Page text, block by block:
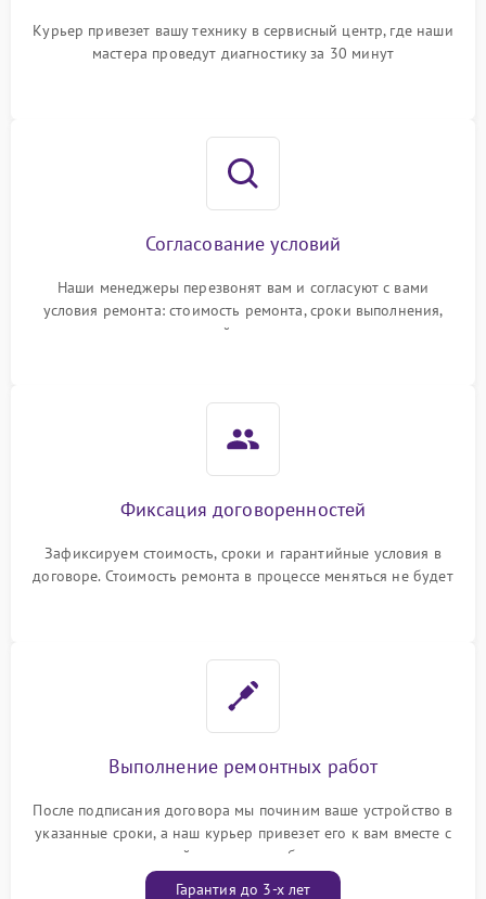
Курьер привезет вашу технику в сервисный центр, где наши
мастера проведут диагностику за 30 минут
Согласование условий
Наши менеджеры перезвонят вам и согласуют с вами
условия ремонта: стоимость ремонта, сроки выполнения,
гарантийные условия
Фиксация договоренностей
Зафиксируем стоимость, сроки и гарантийные условия в
договоре. Стоимость ремонта в процессе меняться не будет
Выполнение ремонтных работ
После подписания договора мы починим ваше устройство в
указанные сроки, а наш курьер привезет его к вам вместе с
гарантийным талоном бесплатно
Гарантия до 3-х лет